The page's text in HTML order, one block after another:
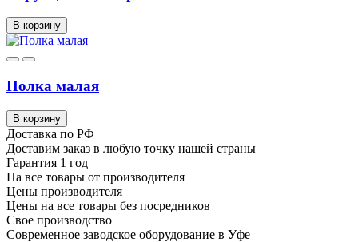
В корзину
Полка малая
В корзину
Доставка по РФ
Доставим заказ в любую точку нашей страны
Гарантия 1 год
На все товары от производителя
Цены производителя
Цены на все товары без посредников
Свое производство
Современное заводское оборудование в Уфе